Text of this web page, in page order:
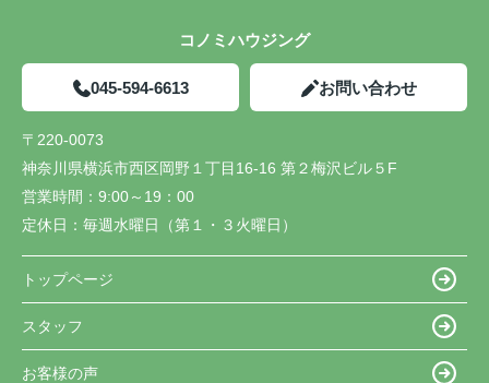
コノミハウジング
045-594-6613 お問い合わせ
〒220-0073
神奈川県横浜市西区岡野１丁目16-16 第２梅沢ビル５F
営業時間： 9:00～19：00
定休日： 毎週水曜日（第１・３火曜日）
トップページ
スタッフ
お客様の声